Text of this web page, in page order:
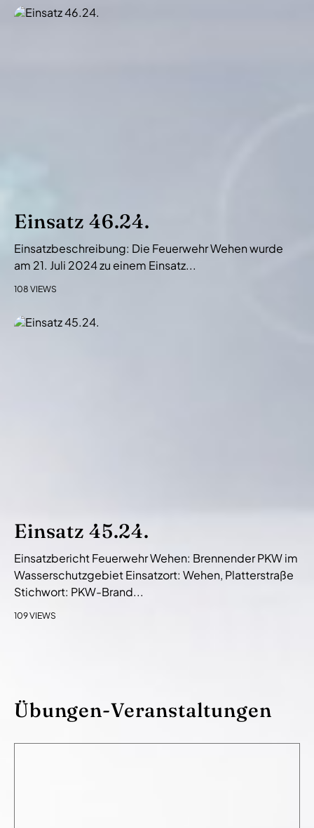
Einsatz 46.24.
Einsatzbeschreibung: Die Feuerwehr Wehen wurde
am 21. Juli 2024 zu einem Einsatz...
108 VIEWS
Einsatz 45.24.
Einsatzbericht Feuerwehr Wehen: Brennender PKW im
Wasserschutzgebiet Einsatzort: Wehen, Platterstraße
Stichwort: PKW-Brand...
109 VIEWS
Übungen-Veranstaltungen